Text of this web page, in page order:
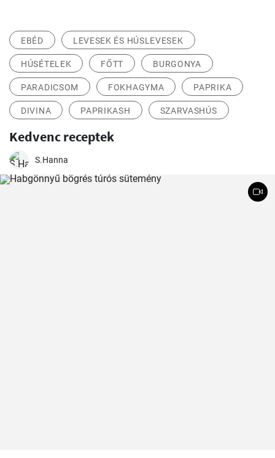
EBÉD LEVESEK ÉS HÚSLEVESEK
HÚSÉTELEK FŐTT BURGONYA
PARADICSOM FOKHAGYMA PAPRIKA
DIVINA PAPRIKASH SZARVASHÚS
Kedvenc receptek
S.Hanna